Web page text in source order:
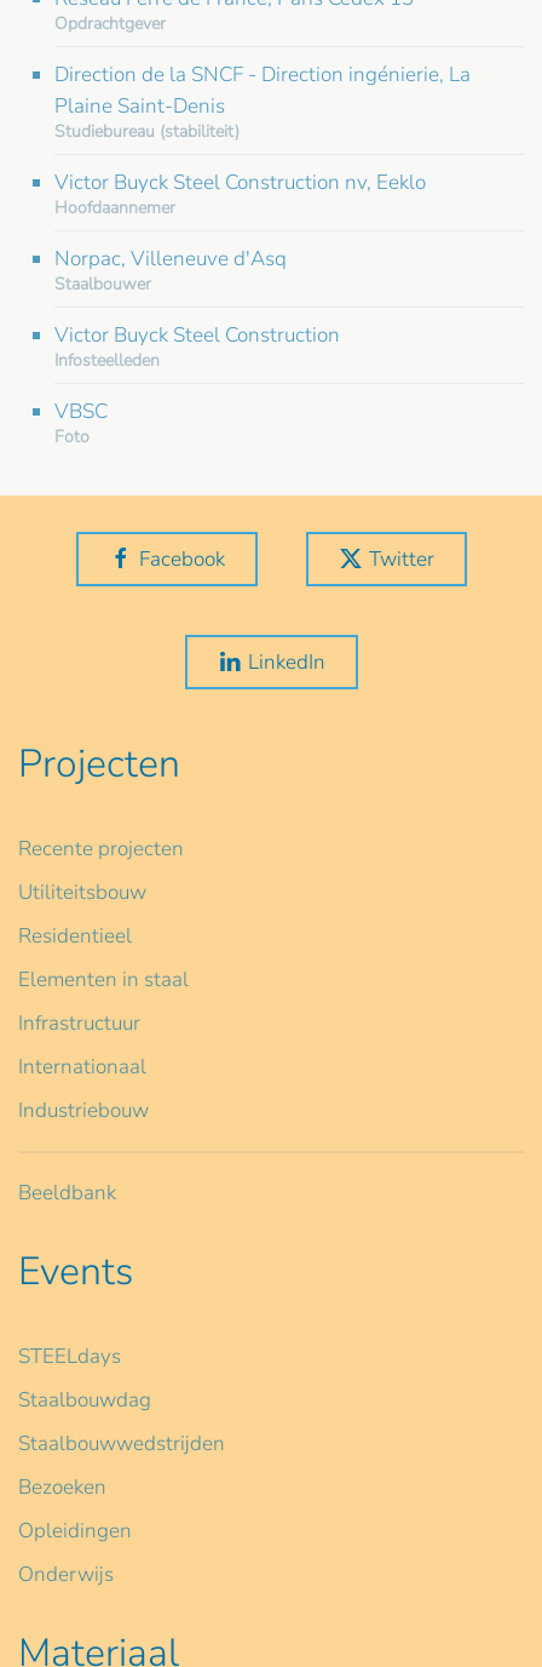
Opdrachtgever
Direction de la SNCF - Direction ingénierie, La
Plaine Saint-Denis
Studiebureau (stabiliteit)
Victor Buyck Steel Construction nv, Eeklo
Hoofdaannemer
Norpac, Villeneuve d'Asq
Staalbouwer
Victor Buyck Steel Construction
Infosteelleden
VBSC
Foto
Facebook Twitter
LinkedIn
Projecten
Recente projecten
Utiliteitsbouw
Residentieel
Elementen in staal
Infrastructuur
Internationaal
Industriebouw
Beeldbank
Events
STEELdays
Staalbouwdag
Staalbouwwedstrijden
Bezoeken
Opleidingen
Onderwijs
Materiaal